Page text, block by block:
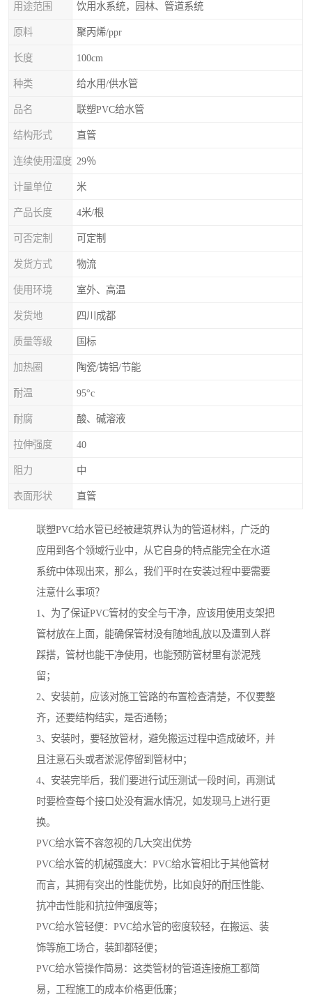
用途范围 饮用水系统，园林、管道系统
原料 聚丙烯/ppr
长度 100cm
种类 给水用/供水管
品名 联塑PVC给水管
结构形式 直管
连续使用湿度 29％
计量单位 米
产品长度 4米/根
可否定制 可定制
发货方式 物流
使用环境 室外、高温
发货地 四川成都
质量等级 国标
加热圈 陶瓷/铸铝/节能
耐温 95°c
耐腐 酸、碱溶液
拉伸强度 40
阻力 中
表面形状 直管
联塑PVC给水管已经被建筑界认为的管道材料，广泛的
应用到各个领域行业中，从它自身的特点能完全在水道
系统中体现出来，那么，我们平时在安装过程中要需要
注意什么事项？
1、为了保证PVC管材的安全与干净，应该用使用支架把
管材放在上面，能确保管材没有随地乱放以及遭到人群
踩搭，管材也能干净使用，也能预防管材里有淤泥残
留；
2、安装前，应该对施工管路的布置检查清楚，不仅要整
齐，还要结构结实，是否通畅；
3、安装时，要轻放管材，避免搬运过程中造成破坏，并
且注意石头或者淤泥停留到管材中；
4、安装完毕后，我们要进行试压测试一段时间，再测试
时要检查每个接口处没有漏水情况，如发现马上进行更
换。
PVC给水管不容忽视的几大突出优势
PVC给水管的机械强度大：PVC给水管相比于其他管材
而言，其拥有突出的性能优势，比如良好的耐压性能、
抗冲击性能和抗拉伸强度等；
PVC给水管轻便：PVC给水管的密度较轻，在搬运、装
饰等施工场合，装卸都轻便；
PVC给水管操作简易：这类管材的管道连接施工都简
易，工程施工的成本价格更低廉；